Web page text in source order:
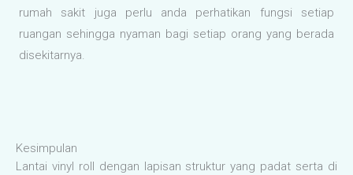
rumah sakit juga perlu anda perhatikan fungsi setiap
ruangan sehingga nyaman bagi setiap orang yang berada
disekitarnya.
Kesimpulan
Lantai vinyl roll dengan lapisan struktur yang padat serta di